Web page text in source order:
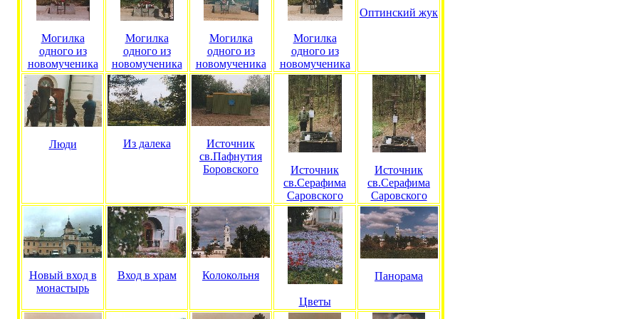
Могилка
одного из
новомученика
Могилка
одного из
новомученика
Могилка
одного из
новомученика
Могилка
одного из
новомученика
Оптинский жук
Люди Из далека
Источник
св.Пафнутия
Боровского
Источник
св.Серафима
Саровского
Источник
св.Серафима
Саровского
Новый вход в
монастырь
Вход в храм Колокольня
Цветы
Панорама